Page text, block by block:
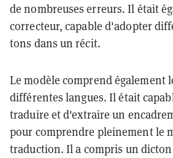
de nombreuses erreurs. Il était
correcteur, capable d'adopter
tons dans un récit.
Le modèle comprend également
différentes langues. Il était
traduire et d'extraire un
pour comprendre pleinement le
traduction. Il a compris un